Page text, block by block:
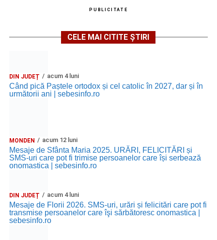
PUBLICITATE
CELE MAI CITITE ȘTIRI
DIN JUDEȚ acum 4 luni
Când pică Paștele ortodox și cel catolic în 2027, dar și în
următorii ani | sebesinfo.ro
MONDEN acum 12 luni
Mesaje de Sfânta Maria 2025. URĂRI, FELICITĂRI și
SMS-uri care pot fi trimise persoanelor care își serbează
onomastica | sebesinfo.ro
DIN JUDEȚ acum 4 luni
Mesaje de Florii 2026. SMS-uri, urări și felicitări care pot fi
transmise persoanelor care îşi sărbătoresc onomastica |
sebesinfo.ro